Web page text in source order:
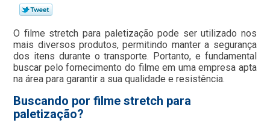
O filme stretch para paletização pode ser utilizado nos
mais diversos produtos, permitindo manter a segurança
dos itens durante o transporte. Portanto, e fundamental
buscar pelo fornecimento do filme em uma empresa apta
na área para garantir a sua qualidade e resistência.
Buscando por filme stretch para
paletização?